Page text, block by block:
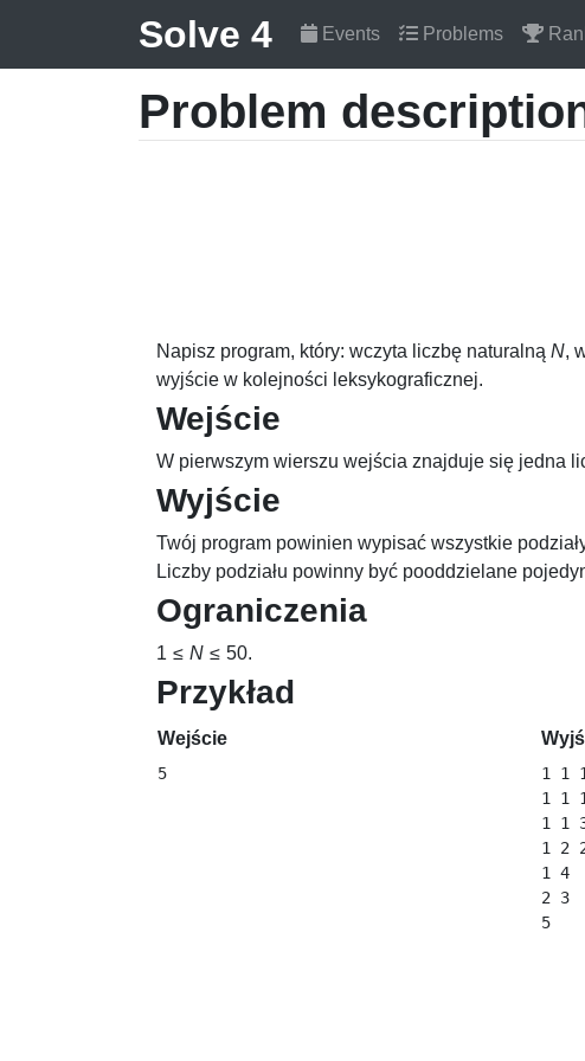
Solve 4 Events Problems
Problem
Napisz program, który: wczyta liczbę naturalną N,
wyjście w kolejności leksykograficznej.
Wejście
W pierwszym wierszu wejścia znajduje się jedna
Wyjście
Twój program powinien wypisać wszystkie
Liczby podziału powinny być pooddzielane
Ograniczenia
1 ≤ N ≤ 50.
Przykład
Wejście
1 1
1 1
1 1
1 2
1 4
2 3